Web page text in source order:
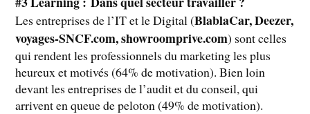
Les entreprises de l’IT et le Digital (BlablaCar, Deezer,
voyages-SNCF.com, showroomprive.com) sont celles
qui rendent les professionnels du marketing les plus
heureux et motivés (64% de motivation). Bien loin
devant les entreprises de l’audit et du conseil, qui
arrivent en queue de peloton (49% de motivation).